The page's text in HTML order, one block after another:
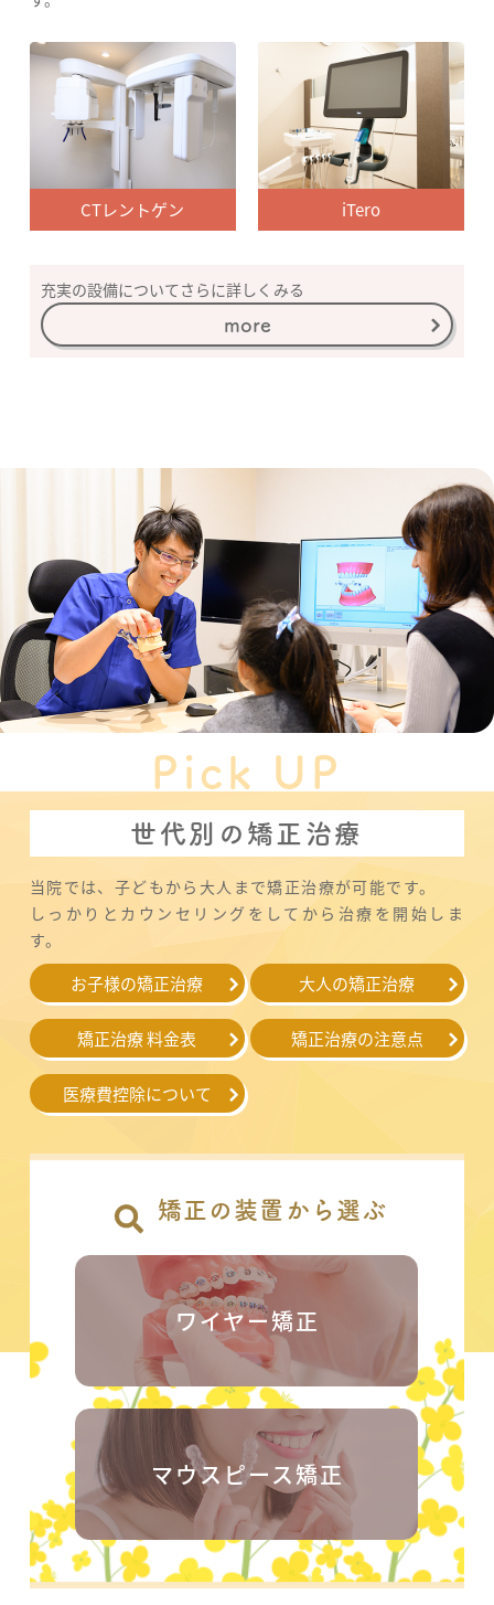
CTレントゲン iTero
充実の設備についてさらに詳しくみる
more
Pick UP
世代別の矯正治療
当院では、子どもから大人まで矯正治療が可能です。
しっかりとカウンセリングをしてから治療を開始しま
す。
お子様の矯正治療 大人の矯正治療
矯正治療 料金表 矯正治療の注意点
医療費控除について
矯正の装置から選ぶ
ワイヤー矯正
マウスピース矯正